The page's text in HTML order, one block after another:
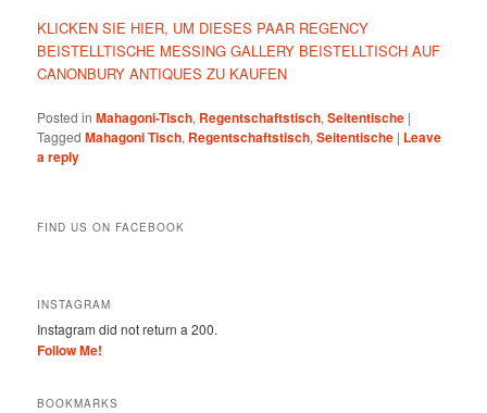
KLICKEN SIE HIER, UM DIESES PAAR REGENCY
BEISTELLTISCHE MESSING GALLERY BEISTELLTISCH AUF
CANONBURY ANTIQUES ZU KAUFEN
Posted in Mahagoni-Tisch, Regentschaftstisch,Seitentische |
Tagged Mahagoni Tisch, Regentschaftstisch,Seitentische | Leave
a reply
FIND US ON FACEBOOK
INSTAGRAM
Instagram did not return a 200.
Follow Me!
BOOKMARKS